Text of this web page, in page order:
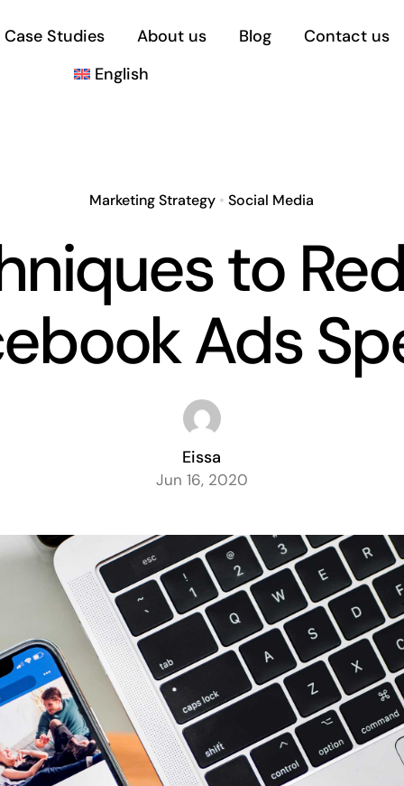
Case Studies About us Blog
Contact us
English
Marketing Strategy •Social Media
to
Ads
Eissa
Jun 16, 2020